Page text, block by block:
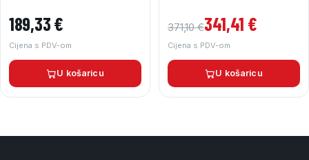
189,33€
Cijena s PDV-om
U košaricu
371,10€
Izvorna cijena bila je: 371,10 €.
341,41 €
Trenutna cijena je: 341,41 €.
Cijena s PDV-om
U košaricu